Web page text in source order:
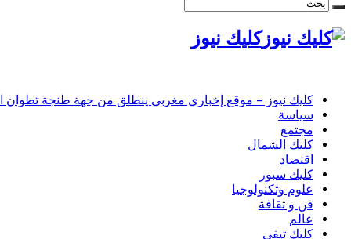
كليك نيوز
كليك نيوز – موقع إخباري مغربي ينطلق من جهة طنجة تطوان
سياسة
مجتمع
كليك الشمال
اقتصاد
كليك سبور
علوم وتكنولوجيا
فن و ثقافة
عالم
كليك تيفي